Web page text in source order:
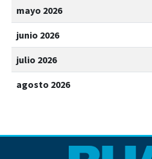
mayo 2026
junio 2026
julio 2026
agosto 2026